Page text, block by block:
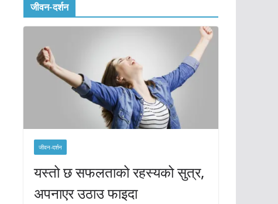
जीवन-दर्शन
जीवन-दर्शन
यस्तो छ सफलताको रहस्यको सुत्र,
अपनाएर उठाउ फाइदा